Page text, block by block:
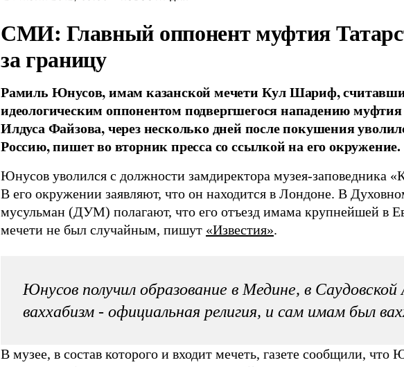
СМИ: Главный оппонент муфтия
за границу
Рамиль Юнусов, имам казанской мечети Кул Шариф,
идеологическим оппонентом подвергшегося нападению муфтия
Илдуса Файзова, через несколько дней после покушения
Россию, пишет во вторник пресса со ссылкой на его окружение.
Юнусов уволился с должности замдиректора музея-заповедника
В его окружении заявляют, что он находится в Лондоне. В
мусульман (ДУМ) полагают, что его отъезд имама крупнейшей в
мечети не был случайным, пишут «Известия».
Юнусов получил образование в Медине, в Саудовской
ваххабизм - официальная религия, и сам имам был
В музее, в состав которого и входит мечеть, газете сообщили, что